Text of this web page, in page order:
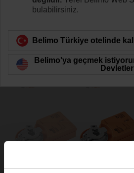
bulabilirsiniz.
Belimo Türkiye otelinde
Belimo'ya geçmek